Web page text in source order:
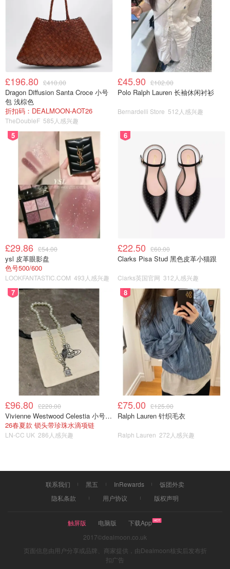
£196.80 £410.00
Dragon Diffusion Santa Croce 小号
包 浅棕色
折扣码：DEALMOON-AOT26
TheDoubleF 585人感兴趣
£45.90 £102.00
Polo Ralph Lauren 长袖休闲衬衫
Bernardelli Store 512人感兴趣
5
£29.86 £54.00
ysl 皮革眼影盘
色号500/600
LOOKFANTASTIC.COM 493人感兴趣
6
£22.50 £60.00
Clarks Pisa Stud 黑色皮革小猫跟
Clarks英国官网 312人感兴趣
7
£96.80 £220.00
Vivienne Westwood Celestia 小号吊坠项链
26春夏款 锁头带珍珠水滴项链
LN-CC UK 286人感兴趣
8
£75.00 £125.00
Ralph Lauren 针织毛衣
Ralph Lauren 272人感兴趣
联系我们 黑五 InRewards
饭团外卖
隐私条款
用户协议 版权声明
触屏版 电脑版
下载App
2017©dealmoon.co.uk
页面信息由用户分享或品牌、商家提供，由Dealmoon核实后发布折
扣广告